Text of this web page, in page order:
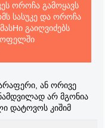
ოროჩა გამოყავს
სასუკე და ოროჩა
გაიღვიძებს
ან ორივე
ნამდვილად არ მგონია
დატოვოს კიშიმ